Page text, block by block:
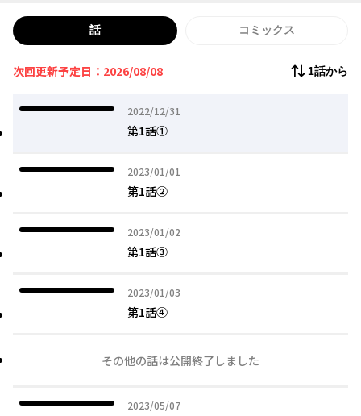
話 コミックス
次回更新予定日：2026/08/08 1話から
2022/12/31
2022年12月31日
第1話①
2023/01/01
2023年01月01日
第1話②
2023/01/02
2023年01月02日
第1話③
2023/01/03
2023年01月03日
第1話④
その他の話は公開終了しました
2023/05/07
2023年05月07日